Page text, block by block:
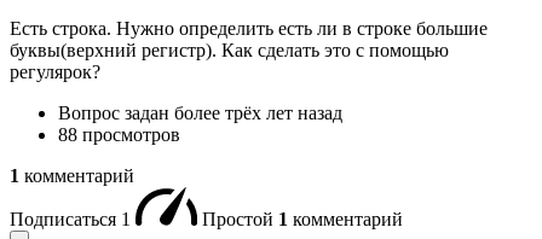
Есть строка. Нужно определить есть ли в строке большие
буквы(верхний регистр). Как сделать это с помощью
регулярок?
Вопрос задан более трёх лет назад
88 просмотров
1 комментарий
Подписаться 1 Простой 1 комментарий